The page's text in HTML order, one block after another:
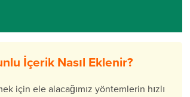
İçerik Nasıl Eklenir?
için ele alacağımız yöntemlerin hızlı